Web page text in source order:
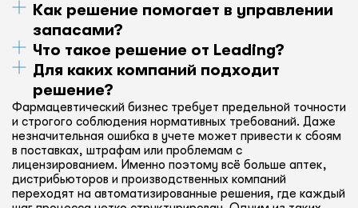
Программа включает управление складом,
производством, контролем качества,
закупками и продажами, а также учёт
медикаментов и контроль сроков годности.
Как решение помогает в управлении
запасами?
Программа позволяет вести точный учёт
медикаментов, контролировать остатки
на складе, прогнозировать потребности
и автоматически формировать заказы
на пополнение запасов.
Что такое решение от Leading?
Модуль «Фармацевтика» от Leading —
это специализированный программный
продукт, предназначенный для автоматизации
и управления бизнес-процессами
в фармацевтических компаниях.
Для каких компаний подходит
решение?
Модуль «Фармацевтика» подходит для аптек,
дистрибьюторов лекарственных препаратов,
фармацевтических производств и других
компаний, связанных с фармацевтикой.
Фармацевтический бизнес требует предельной точности
и строгого соблюдения нормативных требований. Даже
незначительная ошибка в учете может привести к сбоям
в поставках, штрафам или проблемам с
лицензированием. Именно поэтому всё больше аптек,
дистрибьюторов и производственных компаний
переходят на автоматизированные решения, где каждый